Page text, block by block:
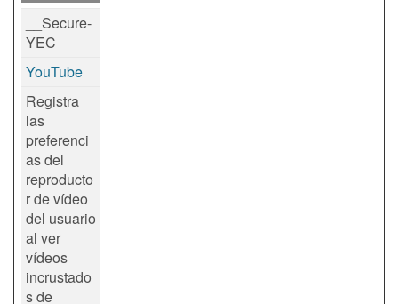
__Secure-
YEC
YouTube
Registra
las
preferenci
as del
reproducto
r de vídeo
del usuario
al ver
vídeos
incrustado
s de